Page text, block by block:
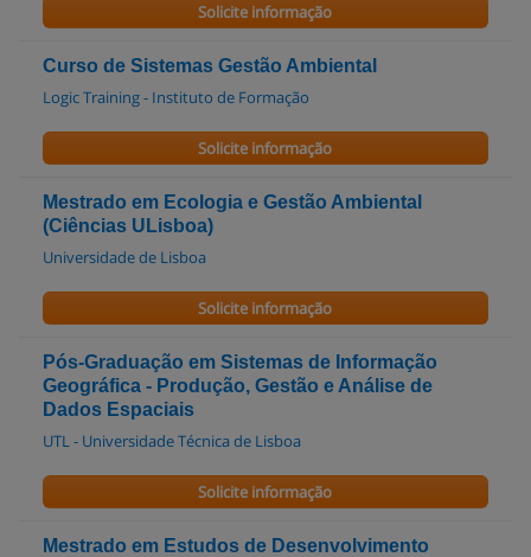
Solicite informação
Curso de Sistemas Gestão Ambiental
Logic Training - Instituto de Formação
Solicite informação
Mestrado em Ecologia e Gestão Ambiental
(Ciências ULisboa)
Universidade de Lisboa
Solicite informação
Pós-Graduação em Sistemas de Informação
Geográfica - Produção, Gestão e Análise de
Dados Espaciais
UTL - Universidade Técnica de Lisboa
Solicite informação
Mestrado em Estudos de Desenvolvimento